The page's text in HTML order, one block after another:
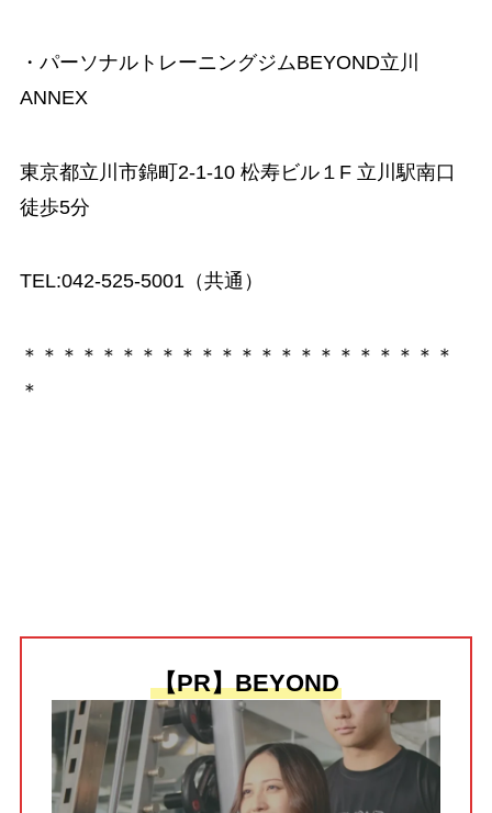
・パーソナルトレーニングジムBEYOND立川
ANNEX
東京都立川市錦町2-1-10 松寿ビル１F 立川駅南口
徒歩5分
TEL:042-525-5001（共通）
＊＊＊＊＊＊＊＊＊＊＊＊＊＊＊＊＊＊＊＊＊＊
＊
【PR】BEYOND